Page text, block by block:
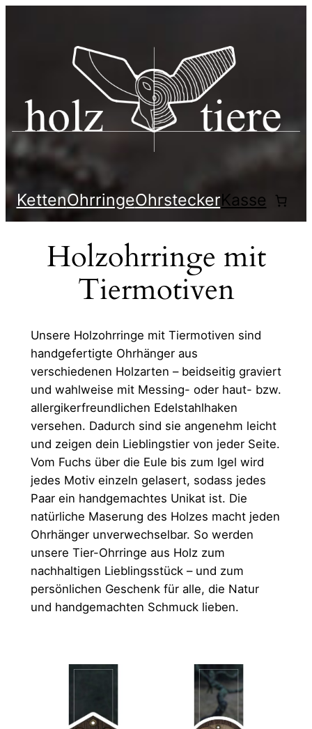
KettenOhrringeOhrsteckerKasse
Holzohrringe mit
Tiermotiven
Unsere Holzohrringe mit Tiermotiven sind
handgefertigte Ohrhänger aus
verschiedenen Holzarten – beidseitig graviert
und wahlweise mit Messing- oder haut- bzw.
allergikerfreundlichen Edelstahlhaken
versehen. Dadurch sind sie angenehm leicht
und zeigen dein Lieblingstier von jeder Seite.
Vom Fuchs über die Eule bis zum Igel wird
jedes Motiv einzeln gelasert, sodass jedes
Paar ein handgemachtes Unikat ist. Die
natürliche Maserung des Holzes macht jeden
Ohrhänger unverwechselbar. So werden
unsere Tier-Ohrringe aus Holz zum
nachhaltigen Lieblingsstück – und zum
persönlichen Geschenk für alle, die Natur
und handgemachten Schmuck lieben.